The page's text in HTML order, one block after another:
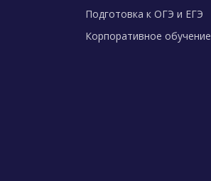
Подготовка к ОГЭ и ЕГЭ
Корпоративное обучение